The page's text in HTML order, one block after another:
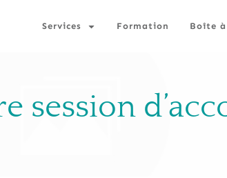
Services Formation Boîte
session